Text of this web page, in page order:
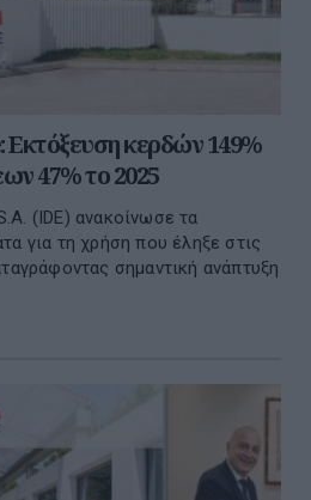
κερδών 149%
47% το 2025
(IDE) ανακοίνωσε τα
για τη χρήση που έληξε στις
σημαντική ανάπτυξη